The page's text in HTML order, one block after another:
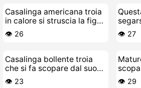
Casalinga americana troia
in calore si struscia la figa
fradicia in albergo
👁️ 26 👁️ 27
Casalinga bollente troia
che si fa scopare dal suo
stallone giovane
👁️ 23
dalla
👁️ 29